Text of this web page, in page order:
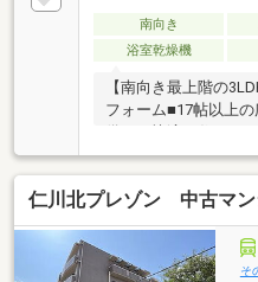
南向き
浴室乾燥機
【南向き最上階の
フォーム■17帖以上
仁川北プレゾン 中古マン
そ